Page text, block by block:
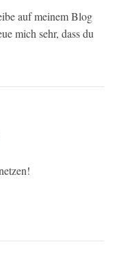
auf meinem Blog
mich sehr, dass du